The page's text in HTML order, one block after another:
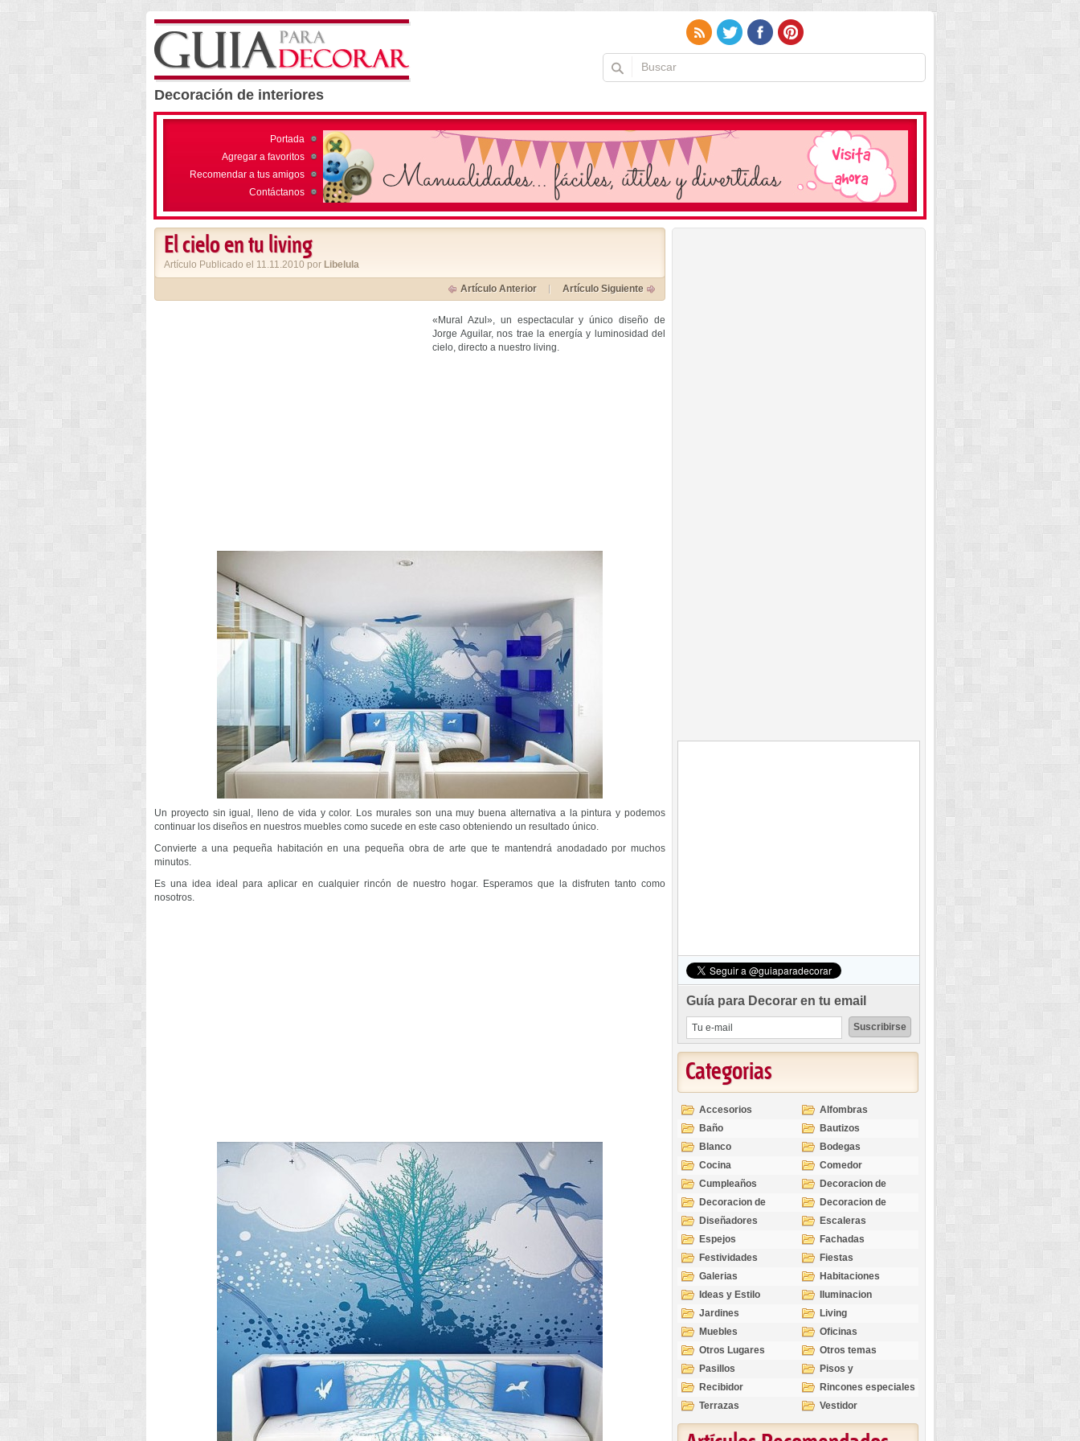
Decoración de interiores
Portada
Agregar a favoritos
Recomendar a tus amigos
Contáctanos
El cielo en tu living
Artículo Publicado el 11.11.2010 por Libelula
Artículo Anterior Artículo Siguiente
«Mural Azul», un espectacular y único diseño de
Jorge Aguilar, nos trae la energía y luminosidad del
cielo, directo a nuestro living.
Un proyecto sin igual, lleno de vida y color. Los murales son una muy buena alternativa a la pintura y podemos
continuar los diseños en nuestros muebles como sucede en este caso obteniendo un resultado único.
Convierte a una pequeña habitación en una pequeña obra de arte que te mantendrá anodadado por muchos
minutos.
Es una idea ideal para aplicar en cualquier rincón de nuestro hogar. Esperamos que la disfruten tanto como
nosotros.
Guía para Decorar en tu email
Categorias
Accesorios
Alfombras
Baño
Bautizos
Blanco
Bodegas
Cocina
Comedor
Cumpleaños
Decoracion de
Exteriores
Decoracion de
Interiores
Decoracion de
Ocasiones
Diseñadores
Escaleras
Espejos
Fachadas
Festividades
Fiestas
Galerias
Habitaciones
Ideas y Estilo
Iluminacion
Jardines
Living
Muebles
Oficinas
Otros Lugares
Otros temas
Pasillos
Pisos y
revestimientos
Recibidor
Rincones especiales
Terrazas
Vestidor